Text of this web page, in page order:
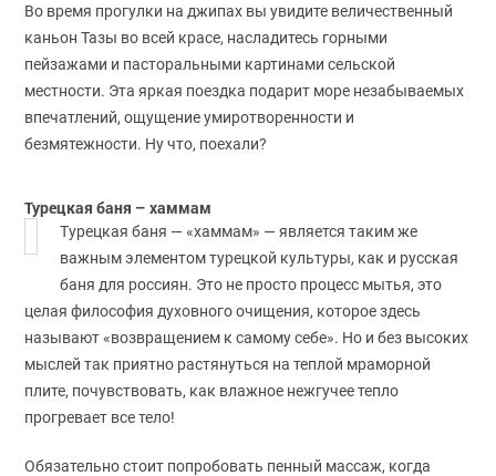
Во время прогулки на джипах вы увидите величественный
каньон Тазы во всей красе, насладитесь горными
пейзажами и пасторальными картинами сельской
местности. Эта яркая поездка подарит море незабываемых
впечатлений, ощущение умиротворенности и
безмятежности. Ну что, поехали?
Турецкая баня – хаммам
Турецкая баня — «хаммам» — является таким же
важным элементом турецкой культуры, как и русская
баня для россиян. Это не просто процесс мытья, это
целая философия духовного очищения, которое здесь
называют «возвращением к самому себе». Но и без высоких
мыслей так приятно растянуться на теплой мраморной
плите, почувствовать, как влажное нежгучее тепло
прогревает все тело!
Обязательно стоит попробовать пенный массаж, когда